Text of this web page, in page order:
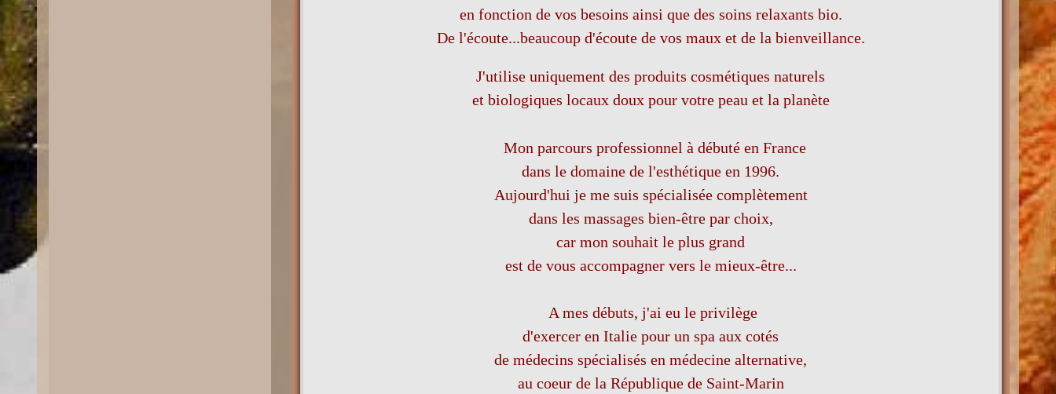
en fonction de vos besoins ainsi que des soins relaxants bio.
De l'écoute...beaucoup d'écoute de vos maux et de la bienveillance.
J'utilise uniquement des produits cosmétiques naturels
et biologiques locaux doux pour votre peau et la planète
Mon parcours professionnel à débuté en France
dans le domaine de l'esthétique en 1996.
Aujourd'hui je me suis spécialisée complètement
dans les massages bien-être par choix,
car mon souhait le plus grand
est de vous accompagner vers le mieux-être...
A mes débuts, j'ai eu le privilège
d'exercer en Italie pour un spa aux cotés
de médecins spécialisés en médecine alternative,
au coeur de la République de Saint-Marin